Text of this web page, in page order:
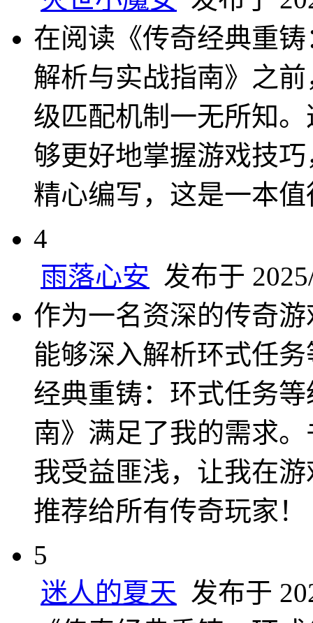
在阅读《传奇经典重
解析与实战指南》之
级匹配机制一无所知
够更好地掌握游戏技
精心编写，这是一本
4
雨落心安 发布于
作为一名资深的传奇
能够深入解析环式任
经典重铸：环式任务
南》满足了我的需求
我受益匪浅，让我在
推荐给所有传奇玩家！
5
迷人的夏天 发布于